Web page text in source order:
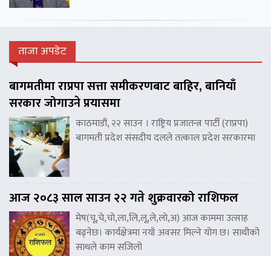
ताजा अपडेट
बागमतीमा राप्रपा सत्ता समीकरणबाट बाहिर, बानियाँ
सरकार जोगाउने प्रयासमा
काठमाडौं, २२ साउन । राष्ट्रिय प्रजातन्त्र पार्टी (राप्रपा)
बागमती प्रदेश संसदीय दलले तत्काल प्रदेश सरकारमा
आज २०८३ साल साउन २२ गते शुक्रवारको राशिफल
मेष(चू,चे,चो,ला,लि,लू,ले,लो,अ) आज काममा उत्साह
बढ्नेछ। कार्यक्षेत्रमा नयाँ अवसर मिल्ने योग छ। साथीको
साथले काम सजिलो